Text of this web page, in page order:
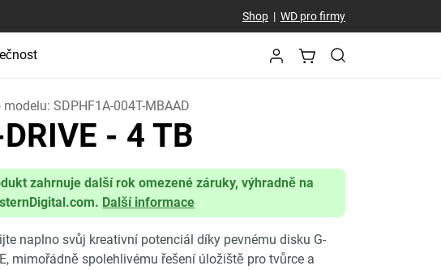
Shop| WD pro firmy
modelu:SDPHF1A-004T-MBAAD
- 4 TB
zahrnuje další rok omezené záruky, výhradně na
Další informace
naplno svůj kreativní potenciál díky pevnému disku G-
mimořádně spolehlivému řešení úložiště pro tvůrce a